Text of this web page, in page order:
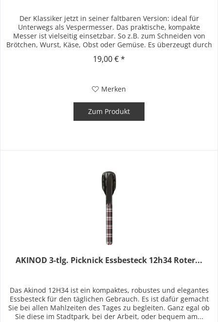
Der Klassiker jetzt in seiner faltbaren Version: ideal für
Unterwegs als Vespermesser. Das praktische, kompakte
Messer ist vielseitig einsetzbar. So z.B. zum Schneiden von
Brötchen, Wurst, Käse, Obst oder Gemüse. Es überzeugt durch
19,00 € *
Merken
Zum Produkt
AKINOD 3-tlg. Picknick Essbesteck 12h34 Roter...
Das Akinod 12H34 ist ein kompaktes, robustes und elegantes
Essbesteck für den täglichen Gebrauch. Es ist dafür gemacht
Sie bei allen Mahlzeiten des Tages zu begleiten. Ganz egal ob
Sie diese im Stadtpark, bei der Arbeit, oder bequem am...